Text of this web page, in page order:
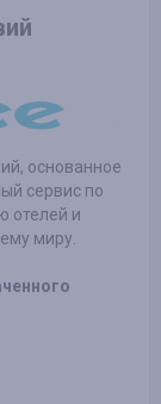
основанное
сервис по
отелей и
миру.